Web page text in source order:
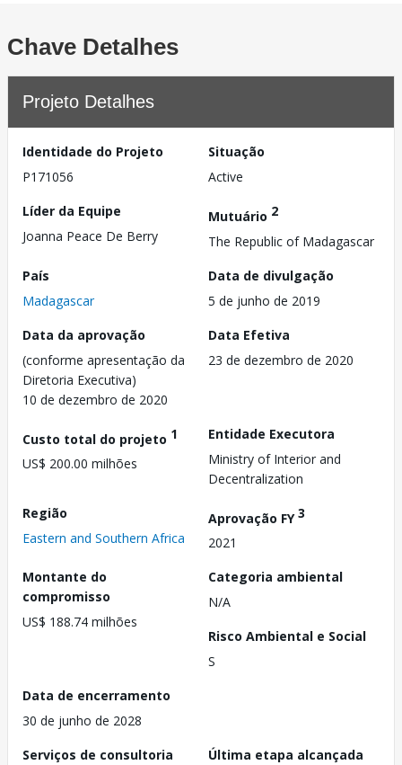
Chave Detalhes
Projeto Detalhes
Identidade do Projeto
P171056
Situação
Active
Líder da Equipe
Joanna Peace De Berry
Mutuário 2
The Republic of Madagascar
País
Madagascar
Data de divulgação
5 de junho de 2019
Data da aprovação
(conforme apresentação da
Diretoria Executiva)
10 de dezembro de 2020
Data Efetiva
23 de dezembro de 2020
Custo total do projeto 1
US$ 200.00 milhões
Entidade Executora
Ministry of Interior and
Decentralization
Região
Eastern and Southern Africa
Aprovação FY3
2021
Montante do
compromisso
US$ 188.74 milhões
Categoria ambiental
N/A
Risco Ambiental e Social
S
Data de encerramento
30 de junho de 2028
Serviços de consultoria
Última etapa alcançada